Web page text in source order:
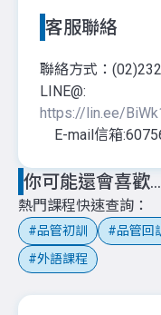
客服聯絡
聯絡方式：
LINE@:
https://lin.ee/
E-mail信箱
你可能還會喜歡...
熱門課程快速查詢
品管初訓 品管回
外語課程